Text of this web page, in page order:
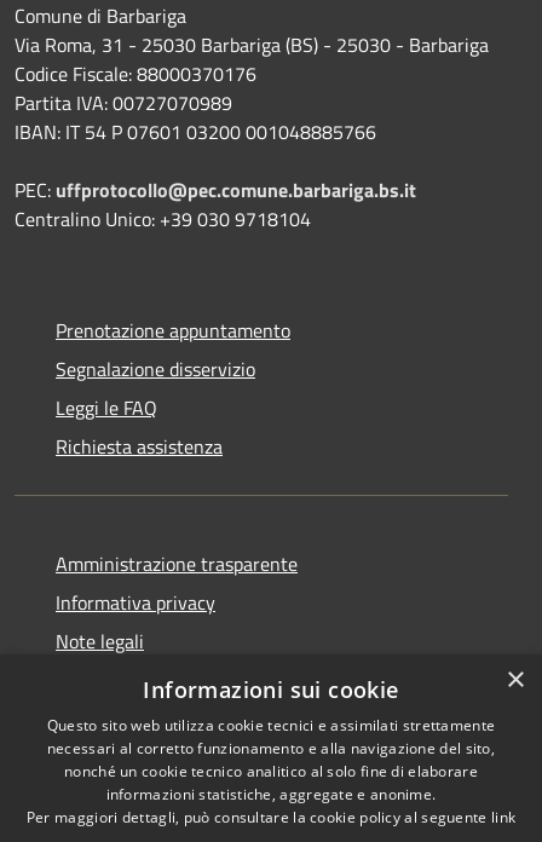
Comune di Barbariga
Via Roma, 31 - 25030 Barbariga (BS) - 25030 - Barbariga
Codice Fiscale: 88000370176
Partita IVA: 00727070989
IBAN: IT 54 P 07601 03200 001048885766
PEC: uffprotocollo@pec.comune.barbariga.bs.it
Centralino Unico: +39 030 9718104
Prenotazione appuntamento
Segnalazione disservizio
Leggi le FAQ
Richiesta assistenza
Amministrazione trasparente
Informativa privacy
Note legali
Dichiarazione di accessibilità
Accessibilità
Copyright © 2026 • Comune di
Barbariga • Powered by
×
Informazioni sui cookie
Questo sito web utilizza cookie tecnici e assimilati strettamente
necessari al corretto funzionamento e alla navigazione del sito,
nonché un cookie tecnico analitico al solo fine di elaborare
informazioni statistiche, aggregate e anonime.
Per maggiori dettagli, può consultare la cookie policy al seguente link